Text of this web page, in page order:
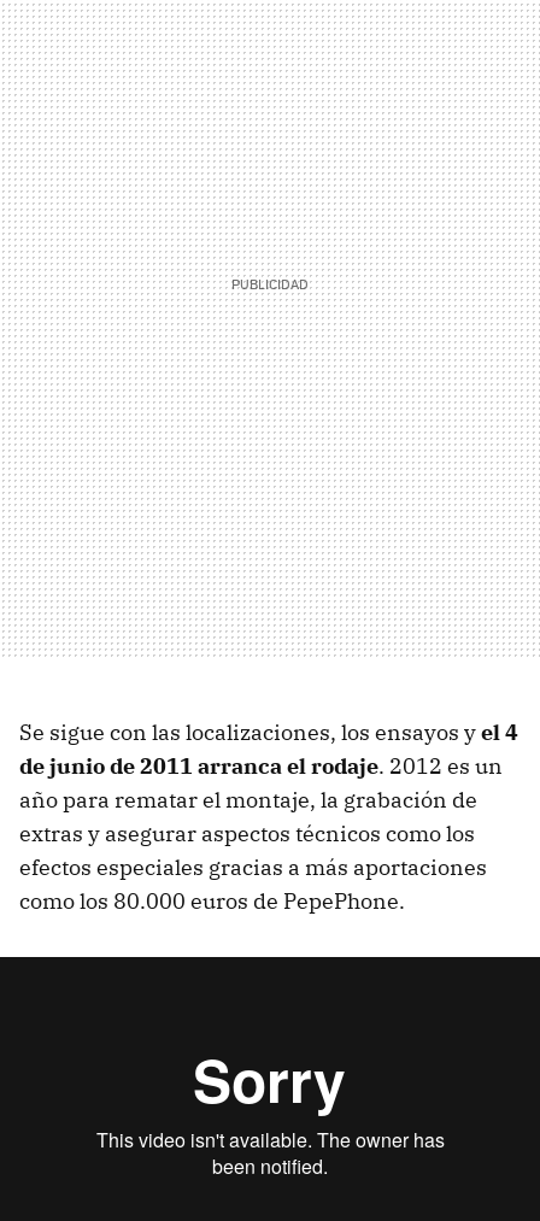
Se sigue con las localizaciones, los ensayos yel 4
de junio de 2011 arranca el rodaje. 2012 es un
año para rematar el montaje, la grabación de
extras y asegurar aspectos técnicos como los
efectos especiales gracias a más aportaciones
como los 80.000 euros de PepePhone.